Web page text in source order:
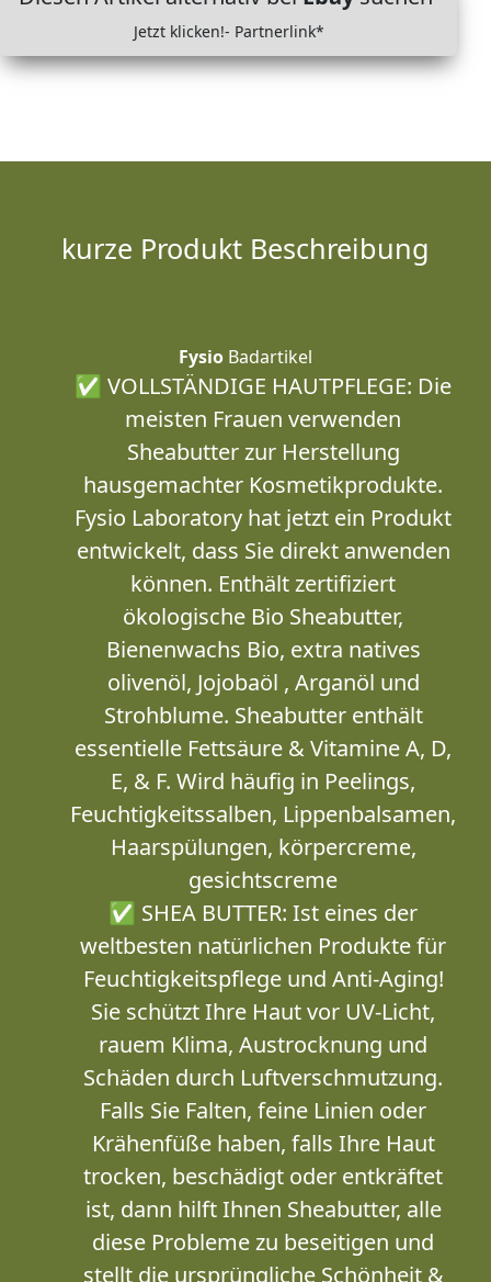
Jetzt klicken!- Partnerlink*
kurze Produkt Beschreibung
Fysio Badartikel
✅ VOLLSTÄNDIGE HAUTPFLEGE: Die
meisten Frauen verwenden
Sheabutter zur Herstellung
hausgemachter Kosmetikprodukte.
Fysio Laboratory hat jetzt ein Produkt
entwickelt, dass Sie direkt anwenden
können. Enthält zertifiziert
ökologische Bio Sheabutter,
Bienenwachs Bio, extra natives
olivenöl, Jojobaöl , Arganöl und
Strohblume. Sheabutter enthält
essentielle Fettsäure & Vitamine A, D,
E, & F. Wird häufig in Peelings,
Feuchtigkeitssalben, Lippenbalsamen,
Haarspülungen, körpercreme,
gesichtscreme
✅ SHEA BUTTER: Ist eines der
weltbesten natürlichen Produkte für
Feuchtigkeitspflege und Anti-Aging!
Sie schützt Ihre Haut vor UV-Licht,
rauem Klima, Austrocknung und
Schäden durch Luftverschmutzung.
Falls Sie Falten, feine Linien oder
Krähenfüße haben, falls Ihre Haut
trocken, beschädigt oder entkräftet
ist, dann hilft Ihnen Sheabutter, alle
diese Probleme zu beseitigen und
stellt die ursprüngliche Schönheit &